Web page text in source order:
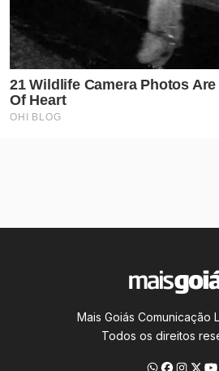
Mais Goiás Comunicação
Todos os direitos